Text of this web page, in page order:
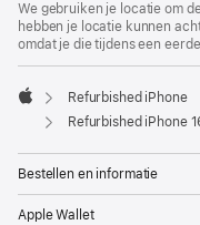
We gebruiken je locatie om
hebben je locatie kunnen
omdat je die tijdens een
Apple
Refurbished iPhone
Refurbished iPhone 16
Bestellen en informatie
Apple Wallet